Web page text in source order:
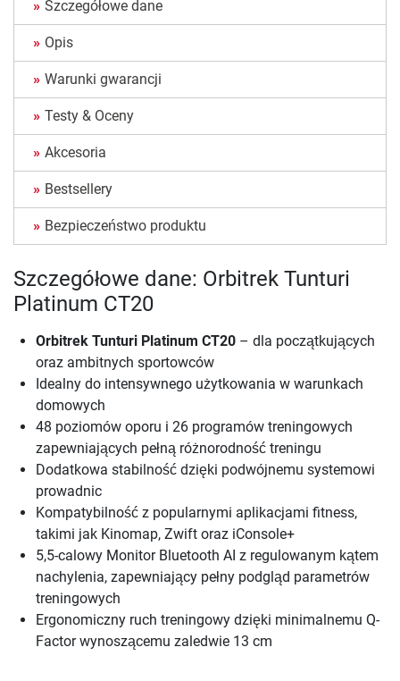
Szczegółowe dane
Opis
Warunki gwarancji
Testy & Oceny
Akcesoria
Bestsellery
Bezpieczeństwo produktu
Szczegółowe dane: Orbitrek Tunturi
Platinum CT20
Orbitrek Tunturi Platinum CT20 – dla początkujących
oraz ambitnych sportowców
Idealny do intensywnego użytkowania w warunkach
domowych
48 poziomów oporu i 26 programów treningowych
zapewniających pełną różnorodność treningu
Dodatkowa stabilność dzięki podwójnemu systemowi
prowadnic
Kompatybilność z popularnymi aplikacjami fitness,
takimi jak Kinomap, Zwift oraz iConsole+
5,5-calowy Monitor Bluetooth AI z regulowanym kątem
nachylenia, zapewniający pełny podgląd parametrów
treningowych
Ergonomiczny ruch treningowy dzięki minimalnemu Q-
Factor wynoszącemu zaledwie 13 cm